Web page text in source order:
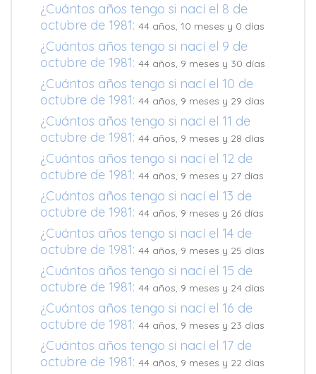
¿Cuántos años tengo si nací el 8 de
octubre de 1981: 44 años, 10 meses y 0 días
¿Cuántos años tengo si nací el 9 de
octubre de 1981: 44 años, 9 meses y 30 días
¿Cuántos años tengo si nací el 10 de
octubre de 1981: 44 años, 9 meses y 29 días
¿Cuántos años tengo si nací el 11 de
octubre de 1981: 44 años, 9 meses y 28 días
¿Cuántos años tengo si nací el 12 de
octubre de 1981: 44 años, 9 meses y 27 días
¿Cuántos años tengo si nací el 13 de
octubre de 1981: 44 años, 9 meses y 26 días
¿Cuántos años tengo si nací el 14 de
octubre de 1981: 44 años, 9 meses y 25 días
¿Cuántos años tengo si nací el 15 de
octubre de 1981: 44 años, 9 meses y 24 días
¿Cuántos años tengo si nací el 16 de
octubre de 1981: 44 años, 9 meses y 23 días
¿Cuántos años tengo si nací el 17 de
octubre de 1981: 44 años, 9 meses y 22 días